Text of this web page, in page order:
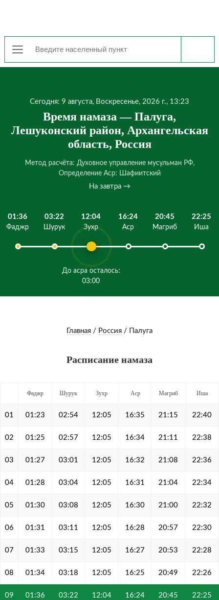
Сегодня: 9 августа, Воскресенье, 2026 г., 13:23
Время намаза — Палуга,
Лешуконский район, Архангельская
область, Россия
Метод расчёта: Духовное управление мусульман РФ,
Определение Аср: Шафиитский
На завтра →
01:36
Фаджр
03:22
Шурук
12:04
Зухр
До асра осталось:
03:00
16:24
Аср
20:45
Магриб
22:25
Иша
Главная / Россия / Палуга
Расписание намаза
Фаджр Шурук Зухр Аср Магриб Иша
01 01:23 02:54 12:05 16:35 21:15 22:40
02 01:25 02:57 12:05 16:34 21:11 22:38
03 01:27 03:01 12:05 16:32 21:08 22:36
04 01:28 03:04 12:05 16:31 21:04 22:34
05 01:30 03:08 12:05 16:30 21:00 22:32
06 01:31 03:11 12:05 16:28 20:57 22:30
07 01:33 03:15 12:05 16:27 20:53 22:28
08 01:34 03:18 12:05 16:25 20:49 22:26
09 01:36 03:22 12:04 16:24 20:45 22:25